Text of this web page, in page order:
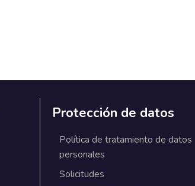
Protección de datos
Política de tratamiento de datos
personales
Solicitudes